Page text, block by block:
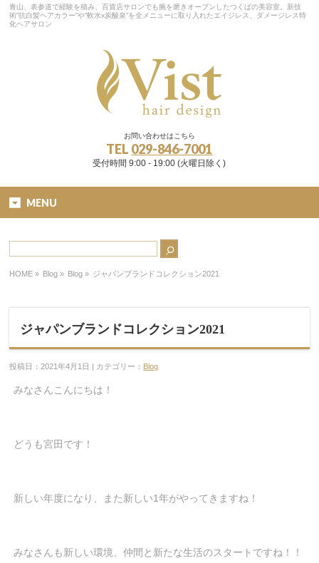
青山、表参道で経験を積み、百貨店サロンでも腕を磨きオープンしたつくばの美容室。新技
術”抗白髪ヘアカラー”や”軟水x炭酸泉”を全メニューに取り入れたエイジレス、ダメージレス特
化ヘアサロン
お問い合わせはこちら
TEL 029-846-7001
受付時間 9:00 - 19:00 (火曜日除く)
MENU
HOME » Blog » Blog » ジャパンブランドコレクション2021
ジャパンブランドコレクション2021
投稿日：2021年4月1日 | カテゴリー： Blog
みなさんこんにちは！
どうも宮田です！
新しい年度になり、また新しい1年がやってきますね！
みなさんも新しい環境、仲間と新たな生活のスタートですね！！